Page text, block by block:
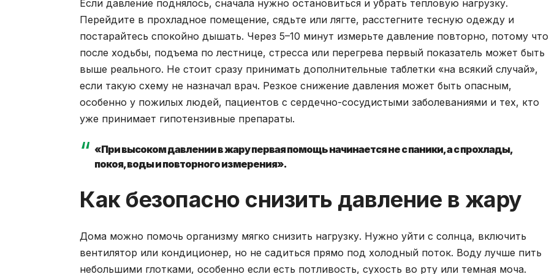
Если давление поднялось, сначала нужно остановиться и убрать тепловую нагрузку.
Перейдите в прохладное помещение, сядьте или лягте, расстегните тесную одежду и
постарайтесь спокойно дышать. Через 5–10 минут измерьте давление повторно, потому что
после ходьбы, подъема по лестнице, стресса или перегрева первый показатель может быть
выше реального. Не стоит сразу принимать дополнительные таблетки «на всякий случай»,
если такую схему не назначал врач. Резкое снижение давления может быть опасным,
особенно у пожилых людей, пациентов с сердечно-сосудистыми заболеваниями и тех, кто
уже принимает гипотензивные препараты.
«При высоком давлении в жару первая помощь начинается не с паники, а с прохлады,
покоя, воды и повторного измерения».
Как безопасно снизить давление в жару
Дома можно помочь организму мягко снизить нагрузку. Нужно уйти с солнца, включить
вентилятор или кондиционер, но не садиться прямо под холодный поток. Воду лучше пить
небольшими глотками, особенно если есть потливость, сухость во рту или темная моча.